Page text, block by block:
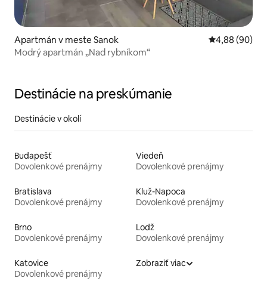
Apartmán v meste Sanok Priemerné
4,88 (90)
Modrý apartmán „Nad rybníkom“
Destinácie na preskúmanie
Destinácie v okolí
Budapešť
Dovolenkové prenájmy
Viedeň
Dovolenkové prenájmy
Bratislava
Dovolenkové prenájmy
Kluž-Napoca
Dovolenkové prenájmy
Brno
Dovolenkové prenájmy
Lodž
Dovolenkové prenájmy
Katovice
Dovolenkové prenájmy
Zobraziť viac